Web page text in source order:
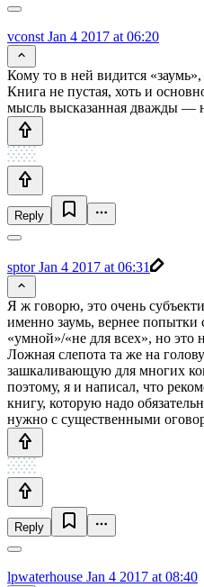
vconst Jan 4 2017 at 06:20
Кому то в ней видится
Книга не пустая, хоть и
мысль высказанная дважды —
Reply
sptorJan 4 2017 at 06:31
Я ж говорю, это очень
именно заумь, вернее попытки
«умной»/«не для всех», но это
Ложная слепота та же на
зашкаливающую для многих
поэтому, я и написал, что
книгу, которую надо
нужно с существенными
Reply
lpwaterhouse Jan 4 2017 at 08:40